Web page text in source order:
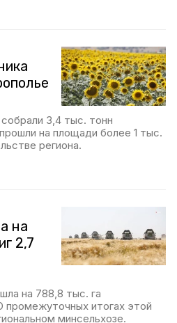
3,4 тыс. тонн
на площади более 1 тыс.
региона.
на
2,7
на 788,8 тыс. га
промежуточных итогах этой
минсельхозе.